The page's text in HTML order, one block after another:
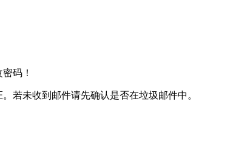
码！
若未收到邮件请先确认是否在垃圾邮件中。